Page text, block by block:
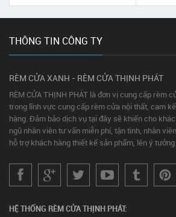
THÔNG TIN CÔNG TY
RÈM CỬA XANH - RÈM CỬA THỊNH PHÁT
RÈM CỬA THỊNH PHÁT là đơn vị cung cấp rèm
trong lĩnh vực cung cấp rèm cửa nội thất, cam
hàng. Đảm bảo dịch vụ tại đây sẽ khiến cho
ngũ nhân viên tư vấn miễn phí, tận tình, nhân
hỗ trợ khách hàng thiết kế sản phẩm, lên ý tưởng
HỆ THỐNG RÈM CỬA THỊNH PHÁT: